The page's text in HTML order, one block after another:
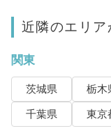
近隣のエリア
関東
茨城県 栃木
千葉県
東京